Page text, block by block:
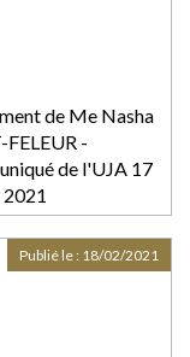
de Me Nasha
-
de l'UJA 17
Publié le : 18/02/2021